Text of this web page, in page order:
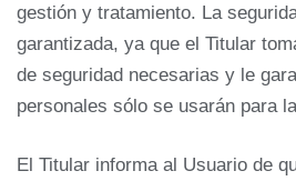
gestión y tratamiento. La
garantizada, ya que el Titular
de seguridad necesarias y le
personales sólo se usarán para
El Titular informa al Usuario de